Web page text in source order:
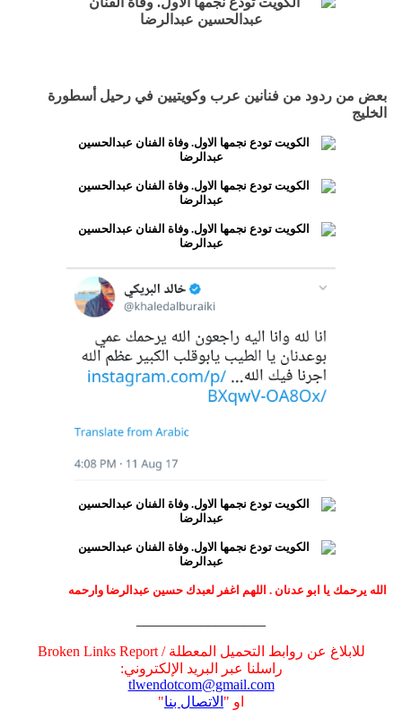
بعض من ردود من فنانين عرب وكويتيين في رحيل أسطورة
الخليج
الله يرحمك يا ابو عدنان . اللهم اغفر لعبدك حسين عبدالرضا وارحمه
للابلاغ عن روابط التحميل المعطلة / Broken Links Report
راسلنا عبر البريد الإلكتروني:
tlwendotcom@gmail.com
او " الاتصال بنا"